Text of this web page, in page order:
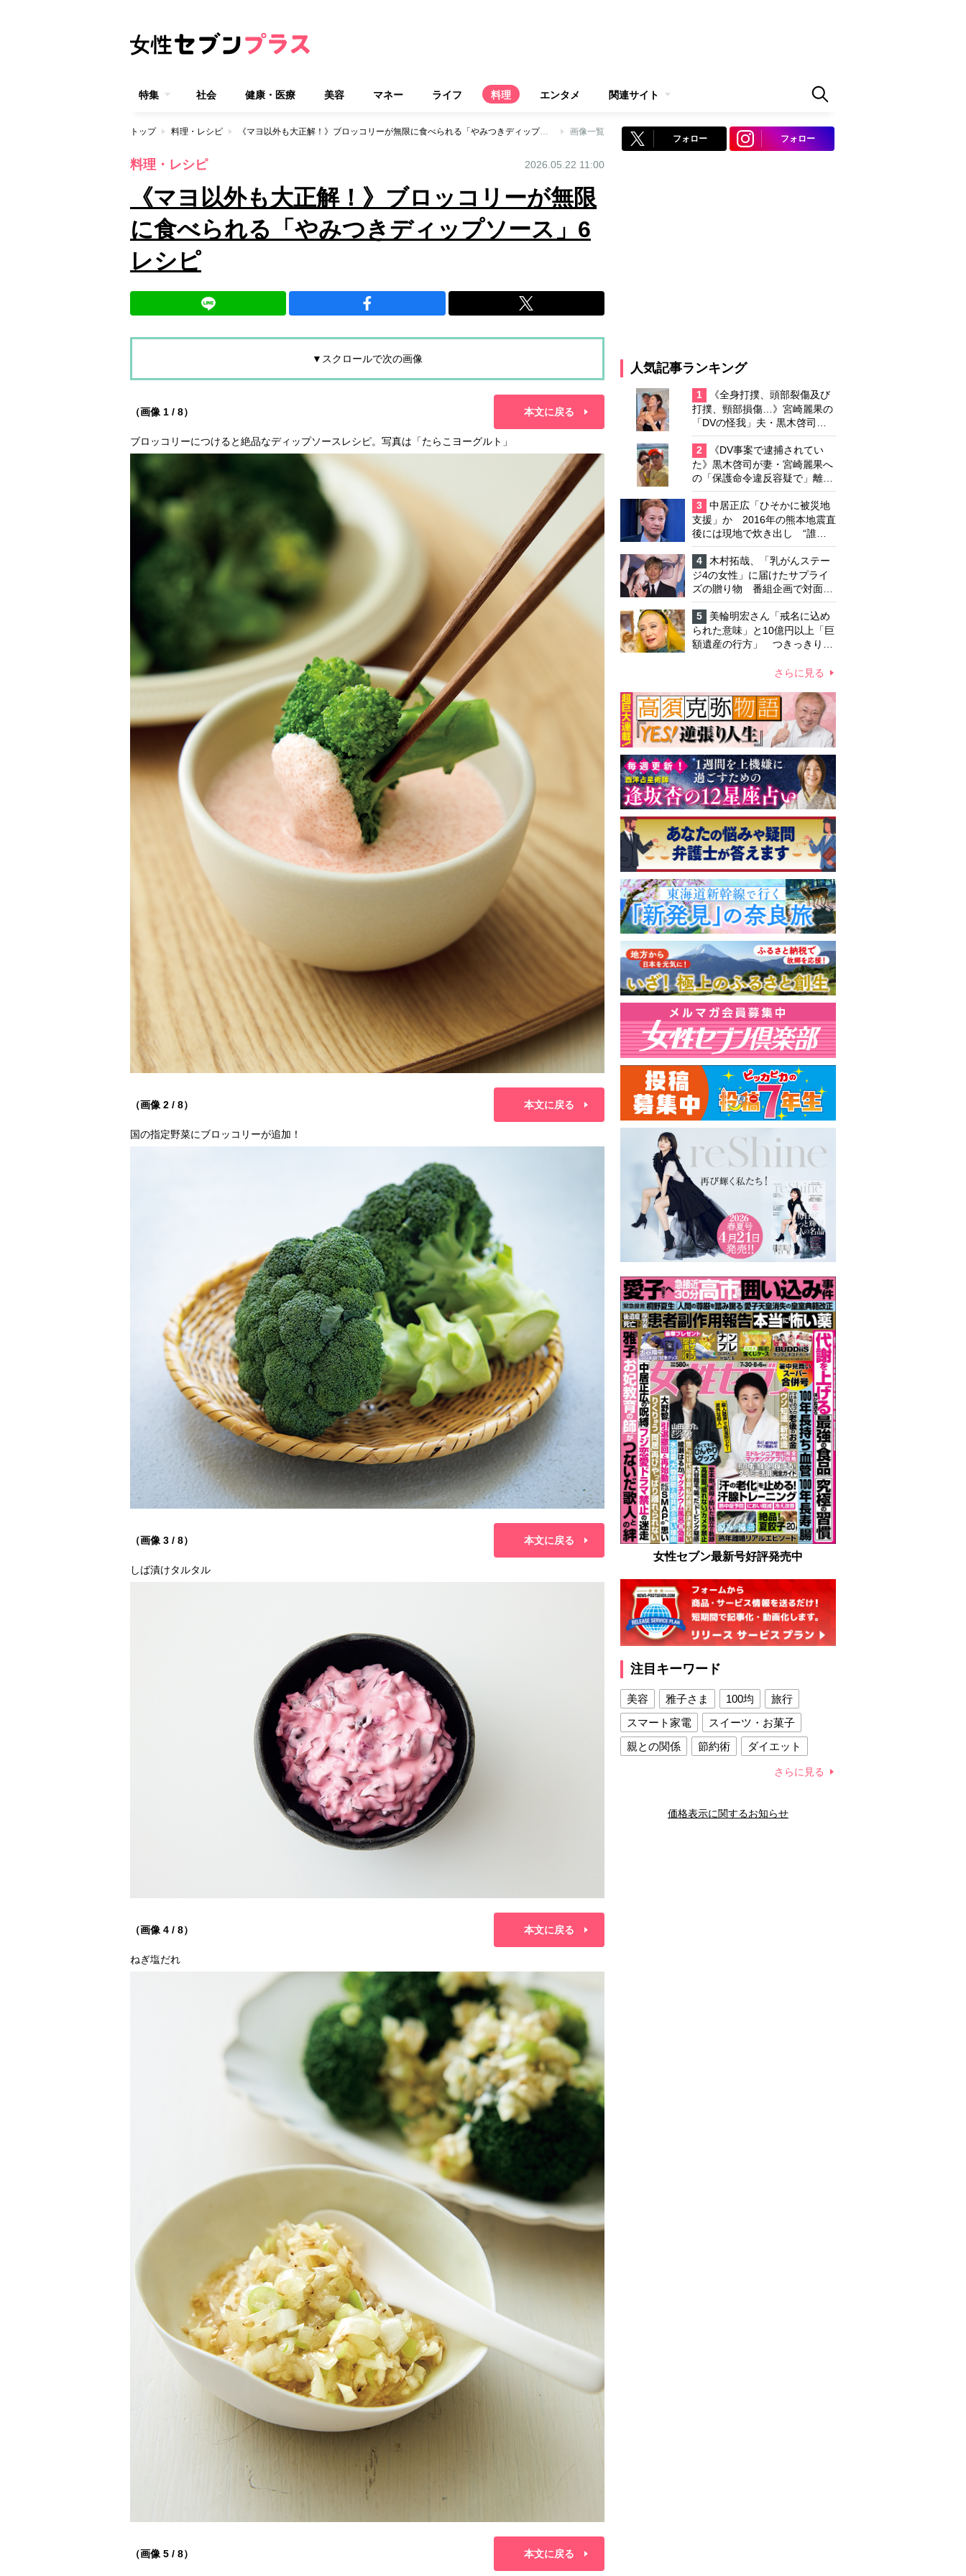
特集 社会 健康・医療 美容 マネー ライフ 料理 エンタメ 関連サイト
トップ 料理・レシピ 《マヨ以外も大正解！》ブロッコリーが無限に食べられる「やみつきディップソース」6レシピ 画像一覧
料理・レシピ 2026.05.22 11:00
《マヨ以外も大正解！》ブロッコリーが無限
に食べられる「やみつきディップソース」6
レシピ
▼スクロールで次の画像
（画像 1 / 8） 本文に戻る
ブロッコリーにつけると絶品なディップソースレシピ。写真は「たらこヨーグルト」
（画像 2 / 8） 本文に戻る
国の指定野菜にブロッコリーが追加！
（画像 3 / 8） 本文に戻る
しば漬けタルタル
（画像 4 / 8） 本文に戻る
ねぎ塩だれ
（画像 5 / 8） 本文に戻る
フォロー フォロー
人気記事ランキング
1
《全身打撲、頭部裂傷及び
打撲、頸部損傷…》宮崎麗果の
「DVの怪我」夫・黒木啓司の
逮捕で始まる「夫婦の闘争」
2
《DV事案で逮捕されてい
た》黒木啓司が妻・宮崎麗果へ
の「保護命令違反容疑で」離婚
協議は「第二ステージ」へ
3
中居正広「ひそかに被災地
支援」か 2016年の熊本地震直
後には現地で炊き出し “誰に
も知られなくて良い”と、むし
ろ強まる福祉活動への思い
4
木村拓哉、「乳がんステー
ジ4の女性」に届けたサプライ
ズの贈り物 番組企画で対面し
たファンが、夢と希望を与える
心遣いに「うれしくて号泣しま
した」
5
美輪明宏さん「戒名に込め
られた意味」と10億円以上「巨
額遺産の行方」 つきっきりで
さらに見る
女性セブン最新号好評発売中
注目キーワード
美容 雅子さま 100均
旅行
スマート家電
スイーツ・お菓子
親との関係
節約術
ダイエット
夫との関係
新津春子 どか食い
さらに見る
価格表示に関するお知らせ